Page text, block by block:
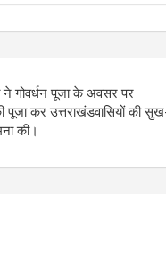
ने गोवर्धन पूजा के अवसर पर
पूजा कर उत्तराखंडवासियों की
की।